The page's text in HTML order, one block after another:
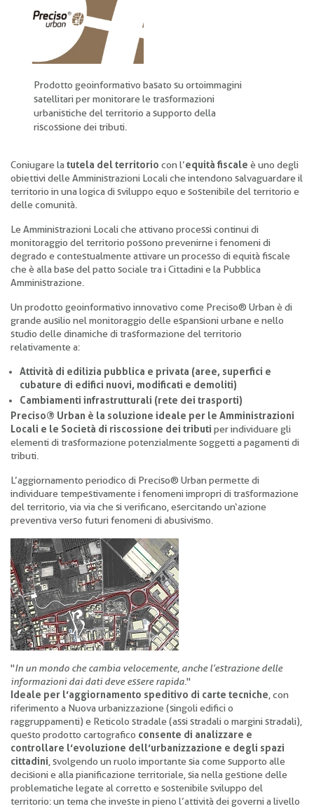
Prodotto geoinformativo basato su ortoimmagini
satellitari per monitorare le trasformazioni
urbanistiche del territorio a supporto della
riscossione dei tributi.
Coniugare la tutela del territorio con l’equità fiscale è uno degli
obiettivi delle Amministrazioni Locali che intendono salvaguardare il
territorio in una logica di sviluppo equo e sostenibile del territorio e
delle comunità.
Le Amministrazioni Locali che attivano processi continui di
monitoraggio del territorio possono prevenirne i fenomeni di
degrado e contestualmente attivare un processo di equità fiscale
che è alla base del patto sociale tra i Cittadini e la Pubblica
Amministrazione.
Un prodotto geoinformativo innovativo come Preciso® Urban è di
grande ausilio nel monitoraggio delle espansioni urbane e nello
studio delle dinamiche di trasformazione del territorio
relativamente a:
Attività di edilizia pubblica e privata (aree, superfici e
cubature di edifici nuovi, modificati e demoliti)
Cambiamenti infrastrutturali (rete dei trasporti)
Preciso® Urban è la soluzione ideale per le Amministrazioni
Locali e le Società di riscossione dei tributi per individuare gli
elementi di trasformazione potenzialmente soggetti a pagamenti di
tributi.
L’aggiornamento periodico di Preciso® Urban permette di
individuare tempestivamente i fenomeni impropri di trasformazione
del territorio, via via che si verificano, esercitando un‘azione
preventiva verso futuri fenomeni di abusivismo.
"In un mondo che cambia velocemente, anche l’estrazione delle
informazioni dai dati deve essere rapida."
Ideale per l’aggiornamento speditivo di carte tecniche , con
riferimento a Nuova urbanizzazione (singoli edifici o
raggruppamenti) e Reticolo stradale (assi stradali o margini stradali),
questo prodotto cartografico consente di analizzare e
controllare l’evoluzione dell’urbanizzazione e degli spazi
cittadini , svolgendo un ruolo importante sia come supporto alle
decisioni e alla pianificazione territoriale, sia nella gestione delle
problematiche legate al corretto e sostenibile sviluppo del
territorio: un tema che investe in pieno l’attività dei governi a livello